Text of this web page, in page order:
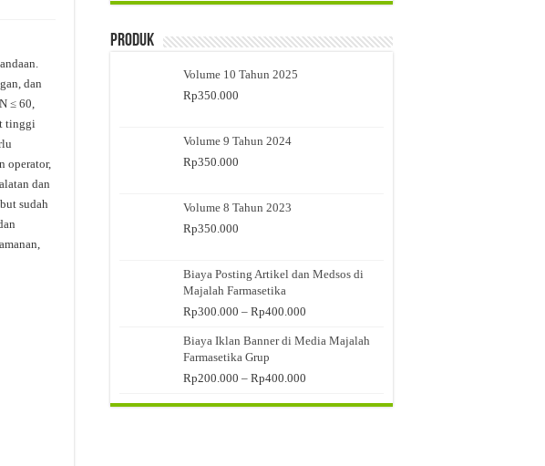
dan
≤ 60,
tinggi
operator,
dan
sudah
Produk
Volume 10 Tahun 2025
Rp350.000
Volume 9 Tahun 2024
Rp350.000
Volume 8 Tahun 2023
Rp350.000
Biaya Posting Artikel dan Medsos di
Majalah Farmasetika
Rp300.000 – Rp400.000
Rp300.000
Biaya Iklan Banner di Media Majalah
Farmasetika Grup
Rp200.000 – Rp400.000
Rp200.000